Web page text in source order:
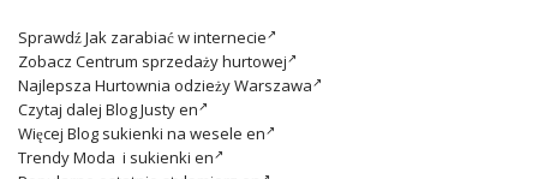
SprawdźJak zarabiać w internecie
Zobacz Centrum sprzedaży hurtowej
Najlepsza Hurtownia odzieży Warszawa
Czytaj dalej Blog Justy en
Więcej Blog sukienki na wesele en
TrendyModa i sukienki en